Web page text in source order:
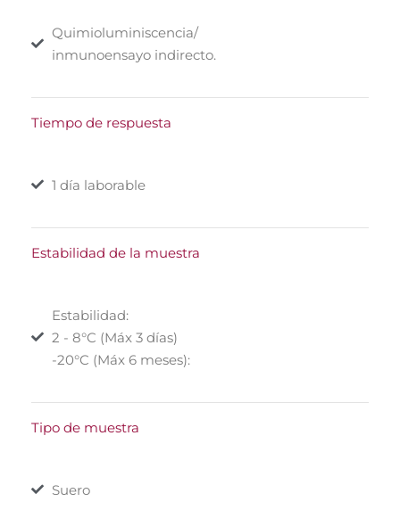
Quimioluminiscencia/
inmunoensayo indirecto.
Tiempo de respuesta
1 día laborable
Estabilidad de la muestra
Estabilidad:
2 - 8°C (Máx 3 días)
-20°C (Máx 6 meses):
Tipo de muestra
Suero